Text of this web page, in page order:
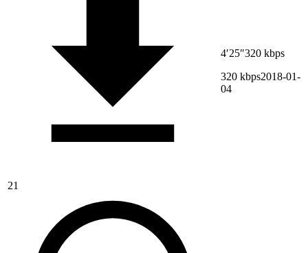
21
4′25″320 kbps
320 kbps2018-01-
04